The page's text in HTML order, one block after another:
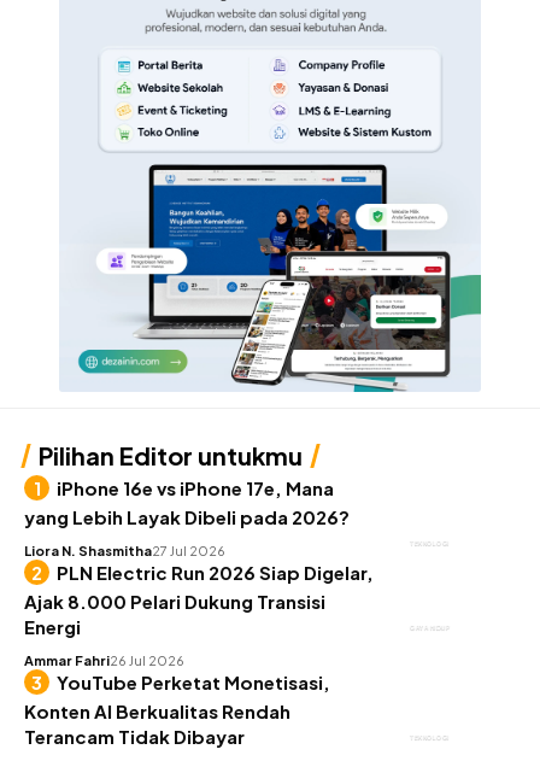
Pilihan Editor untukmu
TEKNOLOGI
iPhone 16e vs iPhone 17e, Mana
yang Lebih Layak Dibeli pada 2026?
Liora N. Shasmitha27 Jul 2026
GAYA HIDUP
PLN Electric Run 2026 Siap Digelar,
Ajak 8.000 Pelari Dukung Transisi
Energi
Ammar Fahri26 Jul 2026
TEKNOLOGI
YouTube Perketat Monetisasi,
Konten AI Berkualitas Rendah
Terancam Tidak Dibayar